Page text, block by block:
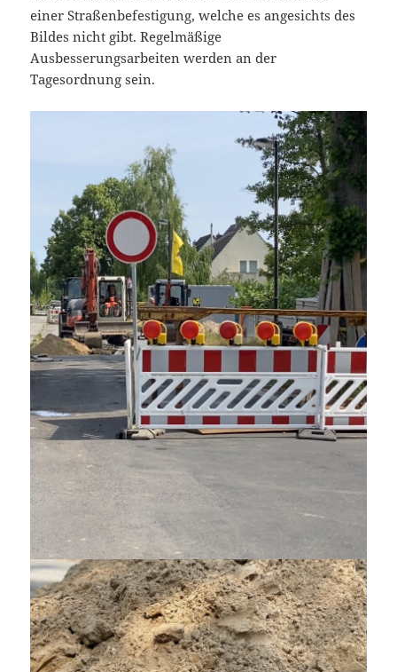
einer Straßenbefestigung, welche es angesichts des
Bildes nicht gibt. Regelmäßige
Ausbesserungsarbeiten werden an der
Tagesordnung sein.